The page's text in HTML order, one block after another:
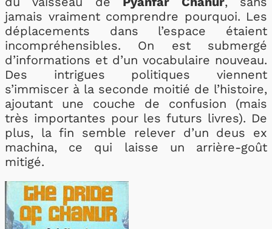
jamais vraiment comprendre pourquoi. Les
déplacements dans l’espace étaient
incompréhensibles. On est submergé
d’informations et d’un vocabulaire nouveau.
Des intrigues politiques viennent
s’immiscer à la seconde moitié de l’histoire,
ajoutant une couche de confusion (mais
très importantes pour les futurs livres). De
plus, la fin semble relever d’un deus ex
machina, ce qui laisse un arrière-goût
mitigé.